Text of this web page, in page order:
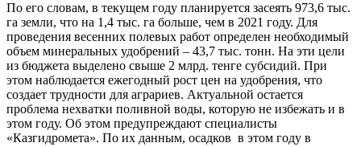
По его словам, в текущем году планируется засеять 973,6 тыс.
га земли, что на 1,4 тыс. га больше, чем в 2021 году. Для
проведения весенних полевых работ определен необходимый
объем минеральных удобрений – 43,7 тыс. тонн. На эти цели
из бюджета выделено свыше 2 млрд. тенге субсидий. При
этом наблюдается ежегодный рост цен на удобрения, что
создает трудности для аграриев. Актуальной остается
проблема нехватки поливной воды, которую не избежать и в
этом году. Об этом предупреждают специалисты
«Казгидромета». По их данным, осадков в этом году в